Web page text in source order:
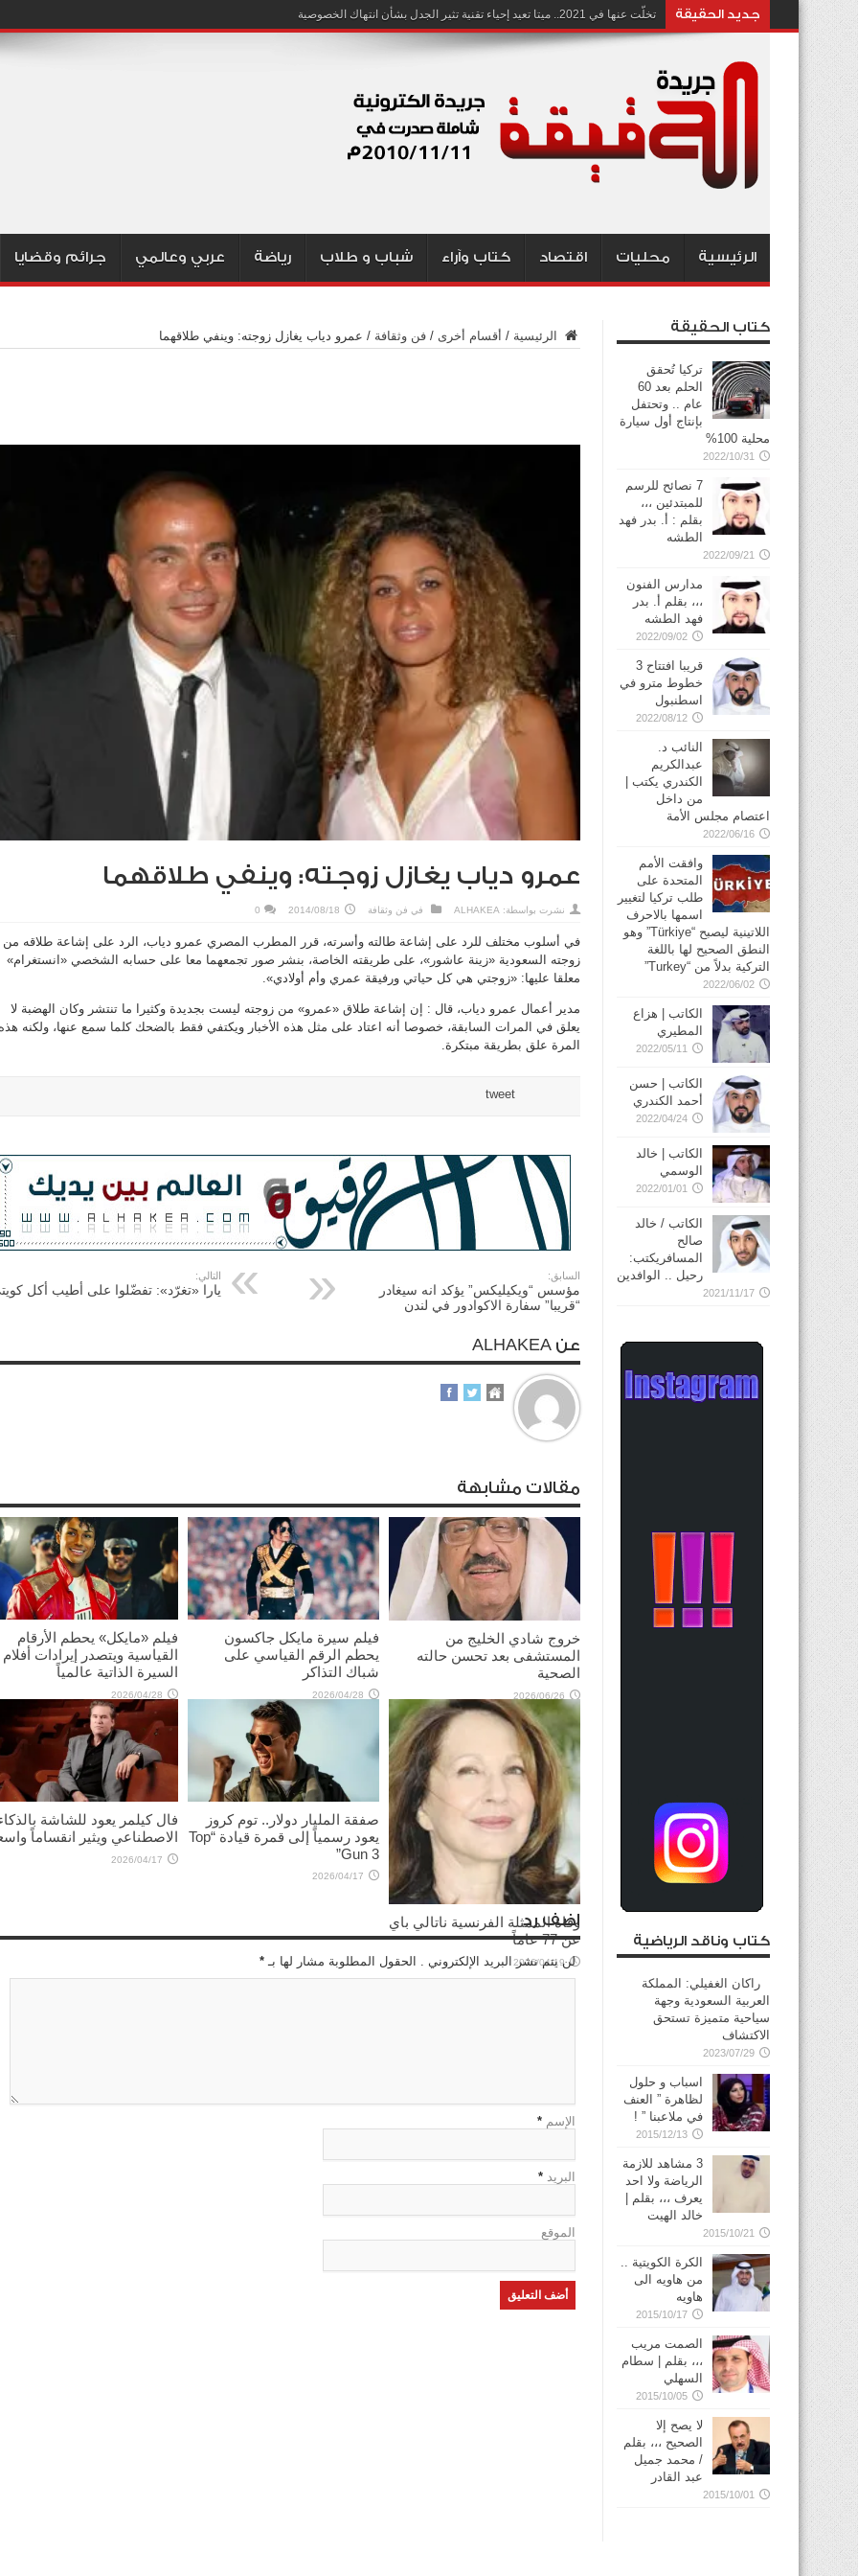
جديد الحقيقة تخلّت عنها في 2021.. ميتا تعيد إحياء تقنية تثير الجدل بشأن انتهاك الخصوصية
الرئيسية محليات اقتصاد كتاب وآراء شباب و طلاب رياضة عربي وعالمي جرائم وقضايا
الرئيسية / أقسام أخرى / فن وثقافة / عمرو دياب يغازل زوجته: وينفي طلاقهما
عمرو دياب يغازل زوجته: وينفي طلاقهما
نشرت بواسطة: ALHAKEA في فن وثقافة 2014/08/18
0
في أسلوب مختلف للرد على إشاعة طالته وأسرته، قرر المطرب المصري عمرو دياب، الرد على إشاعة طلاقه من
زوجته السعودية «زينة عاشور»، على طريقته الخاصة، بنشر صور تجمعهما معا على حسابه الشخصي «انستغرام»
معلقا عليها: «زوجتي هي كل حياتي ورفيقة عمري وأم أولادي».
مدير أعمال عمرو دياب، قال : إن إشاعة طلاق «عمرو» من زوجته ليست بجديدة وكثيرا ما تنتشر وكان الهضبة لا
يعلق في المرات السابقة، خصوصا أنه اعتاد على مثل هذه الأخبار ويكتفي فقط بالضحك كلما سمع عنها، ولكنه
المرة علق بطريقة مبتكرة.
tweet
السابق:
مؤسس “ويكيليكس” يؤكد انه سيغادر
“قريبا” سفارة الاكوادور في لندن
التالي:
يارا «تغرّد»: تفضّلوا على أطيب أكل
عن ALHAKEA
مقالات مشابهة
خروج شادي الخليج من
المستشفى بعد تحسن حالته
الصحية
2026/06/26
فيلم سيرة مايكل جاكسون
يحطم الرقم القياسي على
شباك التذاكر
2026/04/28
فيلم «مايكل» يحطم الأرقام
القياسية ويتصدر إيرادات أفلام
السيرة الذاتية عالمياً
2026/04/28
وفاة الممثلة الفرنسية ناتالي باي
عن 77 عاماً
2026/04/19
صفقة المليار دولار.. توم كروز
يعود رسمياً إلى قمرة قيادة “Top
Gun 3”
2026/04/17
فال كيلمر يعود للشاشة
الاصطناعي ويثير انقساماً
2026/04/17
اضف رد
لن يتم نشر البريد الإلكتروني . الحقول المطلوبة مشار لها بـ *
الإسم *
البريد *
الموقع
كتاب الحقيقة
تركيا تُحقق
الحلم بعد 60
عام .. وتحتفل
بإنتاج أول سيارة
محلية 100%
2022/10/31
7 نصائح للرسم
للمبتدئين ،،،
بقلم : أ. بدر فهد
الطشه
2022/09/21
مدارس الفنون
،،، بقلم أ. بدر
فهد الطشه
2022/09/02
قريبا افتتاح 3
خطوط مترو في
2022/08/12
النائب د.
عبدالكريم
الكندري يكتب |
من داخل
اعتصام مجلس الأمة
2022/06/16
وافقت الأمم
المتحدة على
طلب تركيا لتغيير
اسمها بالاحرف
اللاتينية ليصبح “Türkiye” وهو
النطق الصحيح لها باللغة
التركية بدلاً من “Turkey”
2022/06/02
الكاتب | هزاع
المطيري
2022/05/11
الكاتب | حسن
أحمد الكندري
2022/04/24
الكاتب | خالد
الوسمي
2022/01/01
الكاتب / خالد
صالح
المسافريكتب:
رحيل .. الوافدين
2021/11/17
كتاب وناقد الرياضية
راكان الغفيلي: المملكة
العربية السعودية وجهة
سياحية متميزة تستحق
الاكتشاف
2023/07/29
اسباب و حلول
لظاهرة ” العنف
في ملاعبنا ” !
2015/12/13
3 مشاهد للازمة
الرياضة ولا احد
يعرف ،،، بقلم |
خالد الهيت
2015/10/21
الكرة الكويتية ..
من هاويه الى
هاويه
2015/10/17
الصمت مريب
،،، بقلم | سطام
السهلي
2015/10/05
لا يصح إلا
الصحيح ،،، بقلم
/ محمد جميل
عبد القادر
2015/10/01